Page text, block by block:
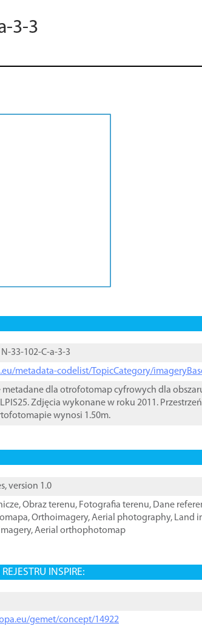
3-3
33-102-C-a-3-3
metadata-codelist/TopicCategory/
dla otrofotomap cyfrowych dla
Zdjęcia wykonane w roku 2011.
wynosi 1.50m.
version 1.0
,Obraz terenu, Fotografia terenu, Dane
,Orthoimagery,Aerial photography, Land
,Aerial orthophotomap
INSPIRE:
gemet/concept/14922